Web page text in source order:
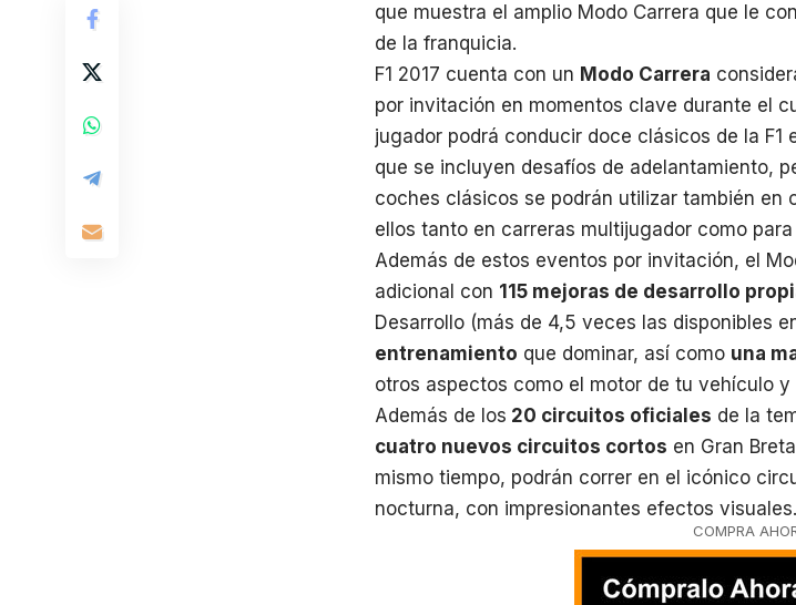
que muestra el amplio Modo Carrera que le
de la franquicia.
F1 2017 cuenta con un Modo Carrera
por invitación en momentos clave durante el
jugador podrá conducir doce clásicos de la
que se incluyen desafíos de adelantamiento,
coches clásicos se podrán utilizar también
ellos tanto en carreras multijugador como
Además de estos eventos por invitación, el
adicional con 115 mejoras de desarrollo
Desarrollo (más de 4,5 veces las disponibles
entrenamiento que dominar, así como una
otros aspectos como el motor de tu vehículo y
Además de los 20 circuitos oficiales de la
cuatro nuevos circuitos cortos en Gran
mismo tiempo, podrán correr en el icónico
nocturna, con impresionantes efectos visuales.
COMPRA